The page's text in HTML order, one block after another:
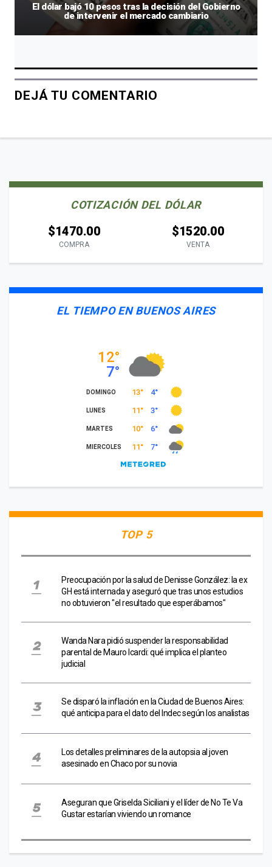
El dólar bajó 10 pesos tras la decisión del Gobierno
de intervenir el mercado cambiario
DEJÁ TU COMENTARIO
COTIZACIÓN DEL DÓLAR
$1470.00
COMPRA
$1520.00
VENTA
EL TIEMPO EN BUENOS AIRES
TOP 5
Preocupación por la salud de Denisse González: la ex
GH está internada y aseguró que tras unos estudios
no obtuvieron "el resultado que esperábamos"
Wanda Nara pidió suspender la responsabilidad
parental de Mauro Icardi: qué implica el planteo
judicial
Se disparó la inflación en la Ciudad de Buenos Aires:
qué anticipa para el dato del Indec según los analistas
Los detalles preliminares de la autopsia al joven
asesinado en Chaco por su novia
Aseguran que Griselda Siciliani y el líder de No Te Va
Gustar estarían viviendo un romance